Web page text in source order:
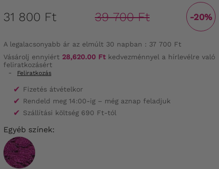
31 800 Ft 39 700 Ft -20%
A legalacsonyabb ár az elmúlt 30 napban : 37 700 Ft
Vásárolj ennyiért 28,620.00 Ft kedvezménnyel a hírlevélre való
feliratkozásért
-
Feliratkozás
✔ Fizetés átvételkor
✔ Rendeld meg 14:00-ig – még aznap feladjuk
✔ Szállítási költség 690 Ft-tól
Egyéb színek: